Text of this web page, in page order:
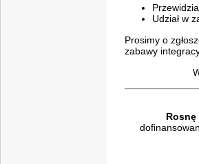
Udział w
Prosimy o
zabawy
Rosnę